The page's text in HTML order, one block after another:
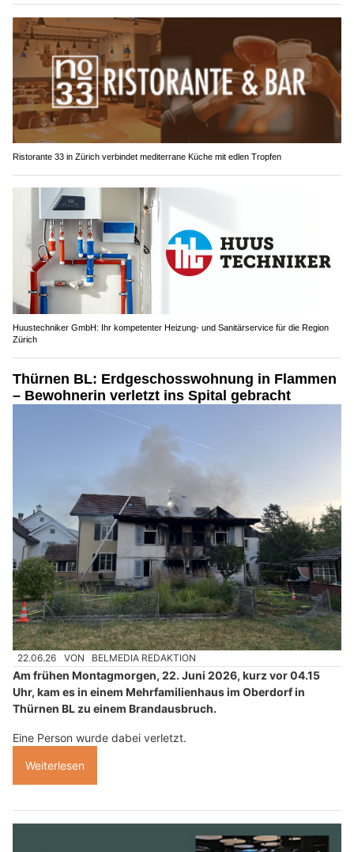
Ristorante 33 in Zürich verbindet mediterrane Küche mit edlen Tropfen
Huustechniker GmbH: Ihr kompetenter Heizung- und Sanitärservice für die Region
Zürich
Thürnen BL: Erdgeschosswohnung in Flammen
– Bewohnerin verletzt ins Spital gebracht
22.06.26 VON BELMEDIA REDAKTION
Am frühen Montagmorgen, 22. Juni 2026, kurz vor 04.15
Uhr, kam es in einem Mehrfamilienhaus im Oberdorf in
Thürnen BL zu einem Brandausbruch.
Eine Person wurde dabei verletzt.
Weiterlesen